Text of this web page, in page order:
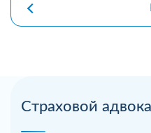
Страховой